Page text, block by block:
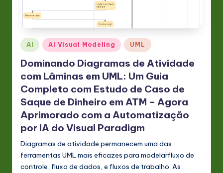
o
rt
u
g
u
e
s
e
-
L
Posted
in
AI AI Visual Modeling UML
Dominando Diagramas de Atividade
com Lâminas em UML: Um Guia
Completo com Estudo de Caso de
Saque de Dinheiro em ATM – Agora
Aprimorado com a Automatização
por IA do Visual Paradigm
Diagramas de atividade permanecem uma das
ferramentas UML mais eficazes para modelarfluxo de
controle, fluxo de dados, e fluxos de trabalho. As